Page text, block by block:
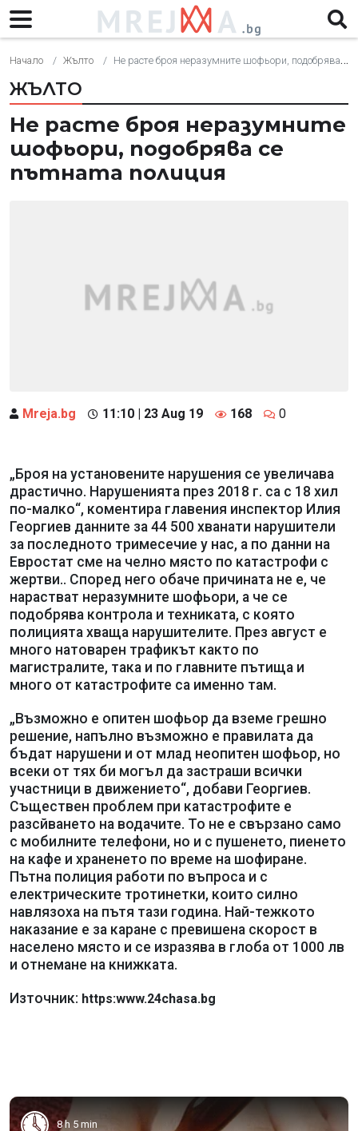
Начало Жълто Не расте броя неразумните шофьори, подобрява се пътната полиция
ЖЪЛТО
Не расте броя неразумните
шофьори, подобрява се
пътната полиция
Mreja.bg 11:10 | 23 Aug 19 168 0
„Броя на установените нарушения се увеличава
драстично. Нарушенията през 2018 г. са с 18 хил
по-малко“, коментира главения инспектор Илия
Георгиев данните за 44 500 хванати нарушители
за последното тримесечие у нас, а по данни на
Евростат сме на челно място по катастрофи с
жертви.. Според него обаче причината не е, че
нарастват неразумните шофьори, а че се
подобрява контрола и техниката, с която
полицията хваща нарушителите. През август е
много натоварен трафикът както по
магистралите, така и по главните пътища и
много от катастрофите са именно там.
„Възможно е опитен шофьор да вземе грешно
решение, напълно възможно е правилата да
бъдат нарушени и от млад неопитен шофьор, но
всеки от тях би могъл да застраши всички
участници в движението“, добави Георгиев.
Съществен проблем при катастрофите е
разсйването на водачите. То не е свързано само
с мобилните телефони, но и с пушенето, пиенето
на кафе и храненето по време на шофиране.
Пътна полиция работи по въпроса и с
електрическите тротинетки, които силно
навлязоха на пътя тази година. Най-тежкото
наказание е за каране с превишена скорост в
населено място и се изразява в глоба от 1000 лв
и отнемане на книжката.
Източник: https:www.24chasa.bg
8 h 5 min